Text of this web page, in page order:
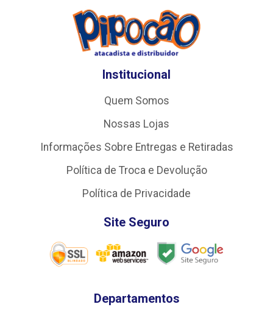
Institucional
Quem Somos
Nossas Lojas
Informações Sobre Entregas e Retiradas
Política de Troca e Devolução
Política de Privacidade
Site Seguro
Departamentos